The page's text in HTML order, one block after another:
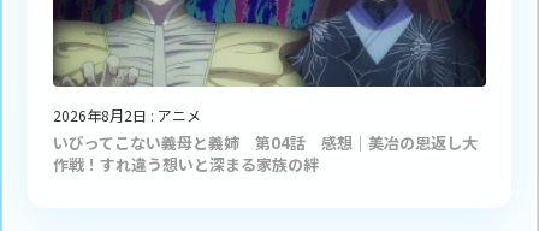
2026年8月2日 : アニメ
いびってこない義母と義姉 第04話 感想｜美冶の恩返し大
作戦！すれ違う想いと深まる家族の絆